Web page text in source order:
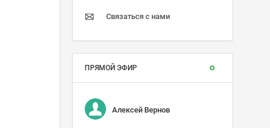
Связаться с нами
ПРЯМОЙ ЭФИР
Алексей Вернов